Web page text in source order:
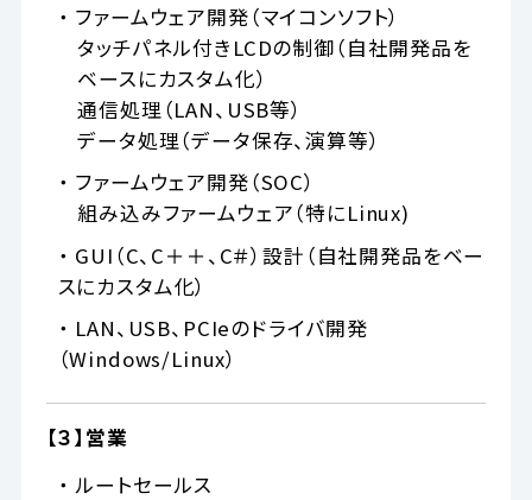
・ ファームウェア開発（マイコンソフト）
タッチパネル付きLCDの制御（自社開発品を
ベースにカスタム化）
通信処理（LAN、USB等）
データ処理（データ保存、演算等）
・ ファームウェア開発（SOC）
組み込みファームウェア（特にLinux)
・ GUI（C、C＋＋、C＃）設計（自社開発品をベー
スにカスタム化）
・ LAN、USB、PCIeのドライバ開発
（Windows/Linux）
【３】営業
・ ルートセールス